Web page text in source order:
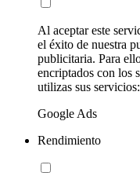
Al aceptar este
el éxito de nuestra
publicitaria. Para
encriptados con los
utilizas sus servicios:
Google Ads
Rendimiento